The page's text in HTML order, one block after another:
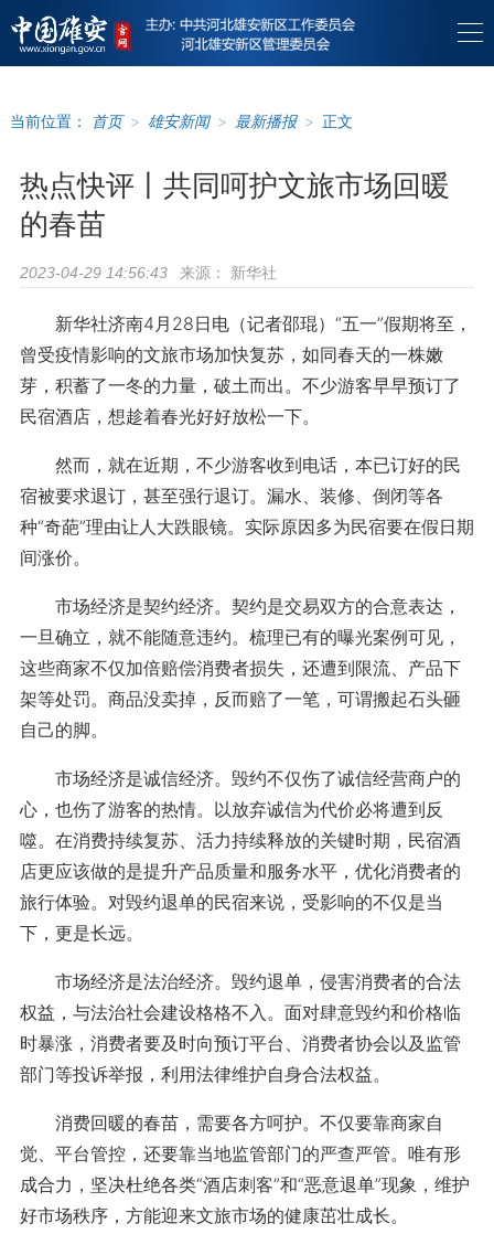
当前位置： 首页 > 雄安新闻 > 最新播报 > 正文
热点快评丨共同呵护文旅市场回暖
的春苗
2023-04-29 14:56:43 来源： 新华社
新华社济南4月28日电（记者邵琨）“五一”假期将至，
曾受疫情影响的文旅市场加快复苏，如同春天的一株嫩
芽，积蓄了一冬的力量，破土而出。不少游客早早预订了
民宿酒店，想趁着春光好好放松一下。
然而，就在近期，不少游客收到电话，本已订好的民
宿被要求退订，甚至强行退订。漏水、装修、倒闭等各
种“奇葩”理由让人大跌眼镜。实际原因多为民宿要在假日期
间涨价。
市场经济是契约经济。契约是交易双方的合意表达，
一旦确立，就不能随意违约。梳理已有的曝光案例可见，
这些商家不仅加倍赔偿消费者损失，还遭到限流、产品下
架等处罚。商品没卖掉，反而赔了一笔，可谓搬起石头砸
自己的脚。
市场经济是诚信经济。毁约不仅伤了诚信经营商户的
心，也伤了游客的热情。以放弃诚信为代价必将遭到反
噬。在消费持续复苏、活力持续释放的关键时期，民宿酒
店更应该做的是提升产品质量和服务水平，优化消费者的
旅行体验。对毁约退单的民宿来说，受影响的不仅是当
下，更是长远。
市场经济是法治经济。毁约退单，侵害消费者的合法
权益，与法治社会建设格格不入。面对肆意毁约和价格临
时暴涨，消费者要及时向预订平台、消费者协会以及监管
部门等投诉举报，利用法律维护自身合法权益。
消费回暖的春苗，需要各方呵护。不仅要靠商家自
觉、平台管控，还要靠当地监管部门的严查严管。唯有形
成合力，坚决杜绝各类“酒店刺客”和“恶意退单”现象，维护
好市场秩序，方能迎来文旅市场的健康茁壮成长。